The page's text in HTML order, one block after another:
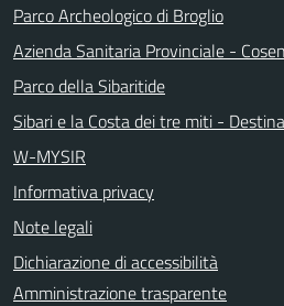
Parco Archeologico di Broglio
Azienda Sanitaria Provinciale -
Parco della Sibaritide
Sibari e la Costa dei tre miti -
W-MYSIR
Informativa privacy
Note legali
Dichiarazione di accessibilità
Amministrazione trasparente